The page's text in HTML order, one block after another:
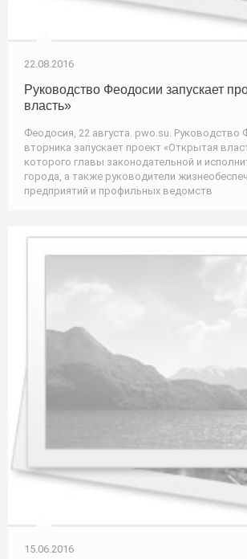
22.08.2016
Руководство Феодосии запускает
власть»
Феодосия, 22 августа. pwo.su. Руководство
вторника запускает проект «Открытая
которого главы законодательной и
города, а также руководители
предприятий и профильных ведомств
15.06.2016